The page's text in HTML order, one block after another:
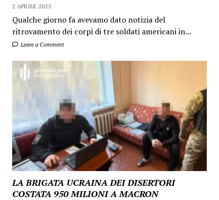
2 APRILE 2025
Qualche giorno fa avevamo dato notizia del
ritrovamento dei corpi di tre soldati americani in...
Leave a Comment
LA BRIGATA UCRAINA DEI DISERTORI
COSTATA 950 MILIONI A MACRON